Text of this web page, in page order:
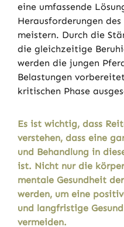
eine umfassende
Herausforderungen
meistern. Durch die
die gleichzeitige
werden die jungen
Belastungen
kritischen Phase
Es ist wichtig, dass
verstehen, dass eine
und Behandlung in
ist. Nicht nur die
mentale Gesundheit
werden, um eine
und langfristige
vermeiden.